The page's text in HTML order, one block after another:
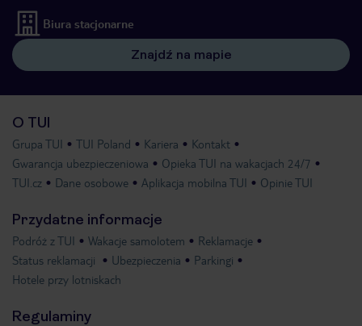
Biura stacjonarne
Znajdź na mapie
O TUI
Grupa TUI TUI Poland Kariera
Kontakt
Gwarancja ubezpieczeniowa
Opieka TUI na wakacjach 24/7
TUI.cz
Dane osobowe Aplikacja mobilna TUI Opinie TUI
Przydatne informacje
Podróż z TUI Wakacje samolotem
Reklamacje
Status reklamacji
Ubezpieczenia
Parkingi
Hotele przy lotniskach
Regulaminy